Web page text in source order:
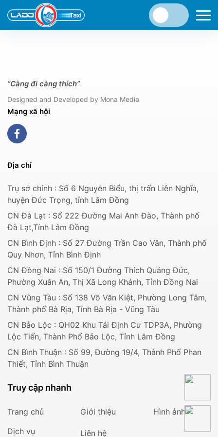
“Càng đi càng thích”
Designed and Developed by Mona Media
Mạng xã hội
Địa chỉ
Trụ sở chính : Số 6 Nguyễn Biểu, thị trấn Liên Nghĩa,
huyện Đức Trọng, tỉnh Lâm Đồng
CN Đà Lạt : Số 222 Đường Mai Anh Đào, Thành phố
Đà Lạt,Tỉnh Lâm Đồng
CN Bình Định : Số 27 Đường Trần Cao Vân, Thành phố
Quy Nhơn, Tỉnh Bình Định
CN Đồng Nai : Số 150/1 Đường Thích Quảng Đức,
Phường Xuân An, Thị Xã Long Khánh, Tỉnh Đồng Nai
CN Vũng Tàu : Số 138 Võ Văn Kiệt, Phường Long Tâm,
Thành phố Bà Rịa, Tỉnh Bà Rịa - Vũng Tàu
CN Bảo Lộc : QH02 Khu Tái Định Cư TDP3A, Phường
Lộc Tiến, Thành Phố Bảo Lộc, Tỉnh Lâm Đồng
CN Bình Thuận : Số 99, Đường 19/4, Thành Phố Phan
Thiết, Tỉnh Bình Thuận
Truy cập nhanh
Trang chủ Giới thiệu
Hình ảnh
Dịch vụ
Liên hệ